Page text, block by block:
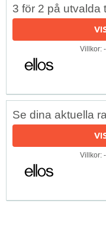
3 för 2 på utvalda
Villkor:
Se dina aktuella
Villkor: